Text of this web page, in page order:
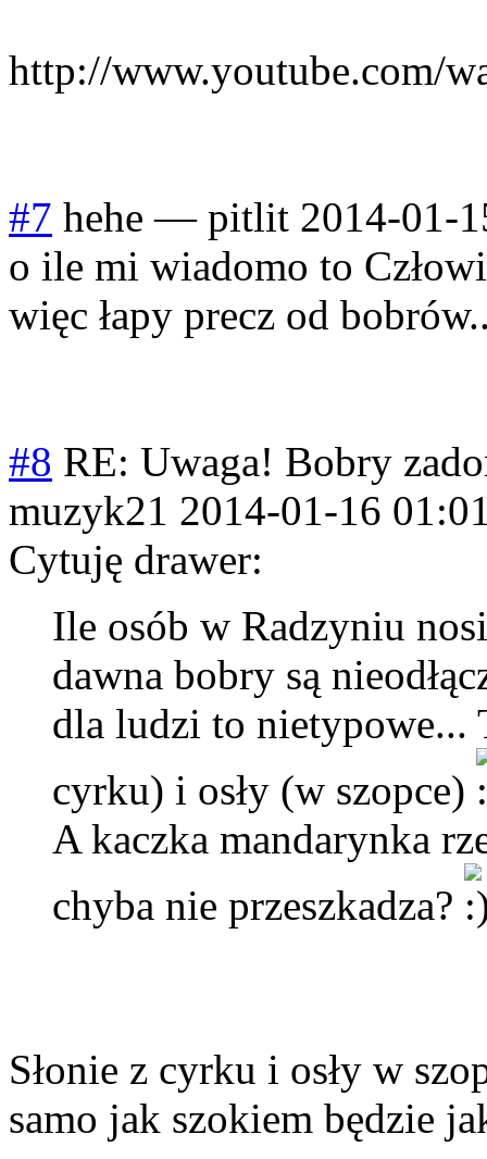
http://www.youtube.com/
#7 hehe — pitlit 2014-01-
o ile mi wiadomo to
więc łapy precz od
#8 RE: Uwaga! Bobry
muzyk21 2014-01-16
Cytuję drawer:
Ile osób w Radzyniu
dawna bobry są
dla ludzi to nietypowe...
cyrku) i osły (w szopce)
A kaczka mandarynka
chyba nie przeszkadza?
Słonie z cyrku i osły w
samo jak szokiem będzie